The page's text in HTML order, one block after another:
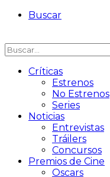
Buscar
Críticas
Estrenos
No Estrenos
Series
Noticias
Entrevistas
Tráilers
Concursos
Premios de Cine
Oscars